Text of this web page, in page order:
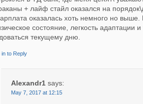
+ лайф стайл оказался на
оказалась хоть немного но
состояние, легкость адаптации
текущему дню.
in to Reply
Alexandr1 says:
May 7, 2017 at 12:15